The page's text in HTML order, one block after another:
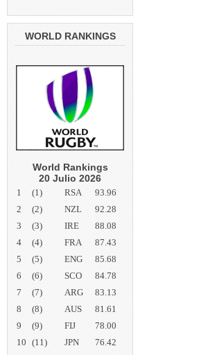
WORLD RANKINGS
World Rankings
20 Julio 2026
1 (1) RSA
93.96
2
(2) NZL
92.28
3
(3) IRE
88.08
4
(4) FRA
87.43
5
(5) ENG
85.68
6
(6) SCO
84.78
7
(7) ARG
83.13
8
(8) AUS
81.61
9
(9) FIJ
78.00
10 (11) JPN 76.42